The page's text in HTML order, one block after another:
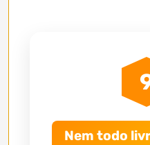
Nem todo